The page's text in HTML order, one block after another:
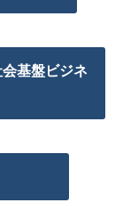
基盤ビジネ